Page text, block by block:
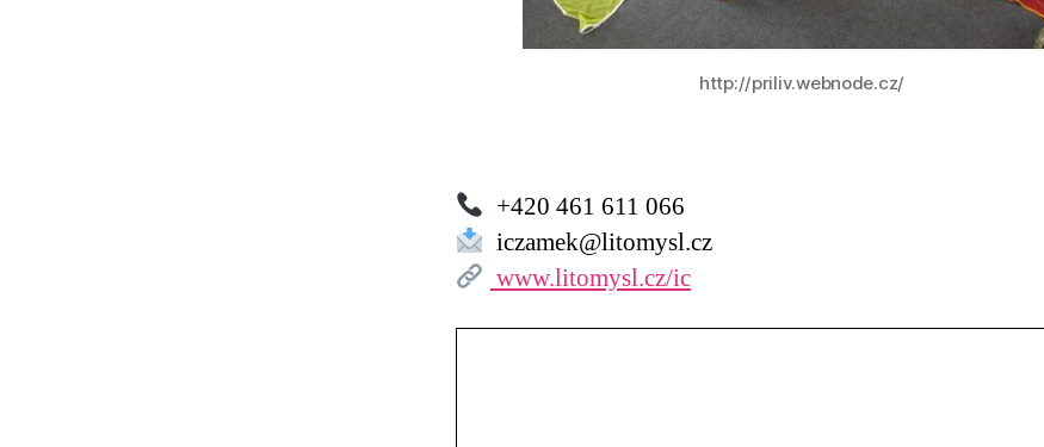
http://priliv.webnode.cz/
+420 461 611 066
iczamek@litomysl.cz
www.litomysl.cz/ic